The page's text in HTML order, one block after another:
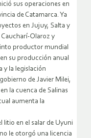
sus operaciones en
de Catamarca. Ya
en Jujuy, Salta y
Caucharí-Olaroz y
productor mundial
su producción anual
y la legislación
de Javier Milei,
la cuenca de Salinas
aumenta la
litio en el salar de Uyuni
le otorgó una licencia